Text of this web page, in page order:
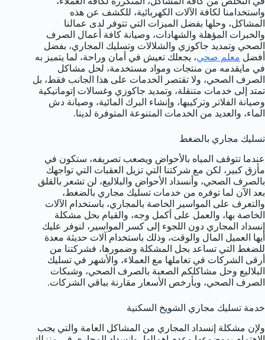
واستخدامنا لكافة الآلات الكهربائية، للكشف عن هذه
المشاكل، وحلها بفضل الميزات التي تتوفر لدى عمالنا
والخبرات المؤهلة والشهادات، وصيانة كافة أعمال الصرف
الصحي وتمديد جاكوزي والشلالات وتسليك المجاري، بفضل
أفضل معلم صحي، يجعلك تعيش في أمان وراحة، لما يتميز به
في مايقدمه من منتجات ومواد مستخدمة، لحل مشاكل
الصرف الصحي، ولا تقتصر الخدمات على هذا الجانب فقط، بل
تمتد إلى خدمات متنقلة، وتمديد جاكوزي وغسالات إتوماتيكية
وصيانة الفلاتر وتركيبها، وإنشاء البرك المائية، وصيانة دش
الماء، والعديد من الخدمات المتنوعة المتوفرة لدينا.
تسليك مجاري بالضغط
عندما تتوقف المياه بالأحواض ويصعب تصريفه، ستكون في
مأزق كبير، لكن مع شركتنا التي تزيل العقبات التي تواجهك
بالصرف الصحي، وأنسداد الأحواض والبلاليع، لن تشعر بالقلق
بعد الآن لما توفره من خدمات تسليك مجاري بالضغط،
والتعرف على المواسير الخاصة بالمجاري، باستخدام الآلات
الخاصة بها، والعمل على أكمل وجه، والقيام بحل مشكلة
إنسداد المجاري دون اللجوء إلى كسر المواسير، لنوفر عليك
أيها العميل المال والوقت، وذلك باستخدام آلات حديثة معدة
للضغط التي تساعد بحل المشكلة وضمورها، فشركتنا من
أرقى الشركات في تعاملها مع العملاء، والأشهر في تسليك
البلاليع وحل مشاكلكم الصعبة بالصرف الصحي، وشبكات
الصرف الصحي، وبأرخص الأسعار مقارنة بباقي الشركات.
خدمة تسليك مجاري الشويخ السكنية
ولإن مشكلة إنسداد المجاري من المشاكل العامة والتي يجب